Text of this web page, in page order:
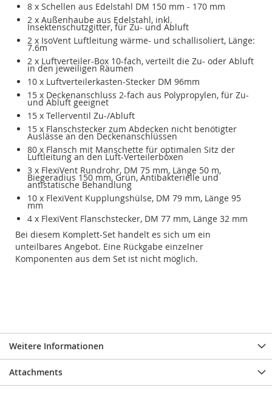
8 x Schellen aus Edelstahl DM 150 mm - 170 mm
2 x Außenhaube aus Edelstahl, inkl.
Insektenschutzgitter, für Zu- und Abluft
2 x IsoVent Luftleitung wärme- und schallisoliert, Länge:
7.6m
2 x Luftverteiler-Box 10-fach, verteilt die Zu- oder Abluft
in den jeweiligen Räumen
10 x Luftverteilerkasten-Stecker DM 96mm
15 x Deckenanschluss 2-fach aus Polypropylen, für Zu-
und Abluft geeignet
15 x Tellerventil Zu-/Abluft
15 x Flanschstecker zum Abdecken nicht benötigter
Auslässe an den Deckenanschlüssen
80 x Flansch mit Manschette für optimalen Sitz der
Luftleitung an den Luft-Verteilerboxen
3 x FlexiVent Rundrohr, DM 75 mm, Länge 50 m,
Biegeradius 150 mm, Grün, Antibakterielle und
antistatische Behandlung
10 x FlexiVent Kupplungshülse, DM 79 mm, Länge 95
mm
4 x FlexiVent Flanschstecker, DM 77 mm, Länge 32 mm
Bei diesem Komplett-Set handelt es sich um ein
unteilbares Angebot. Eine Rückgabe einzelner
Komponenten aus dem Set ist nicht möglich.
Weitere Informationen
Attachments